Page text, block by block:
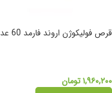
قرص فولیکوژن اروند فارمد 60 عدد
۱,۹۶۰,۲۰۰تومان